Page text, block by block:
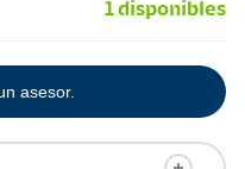
1 disponibles
asesor.